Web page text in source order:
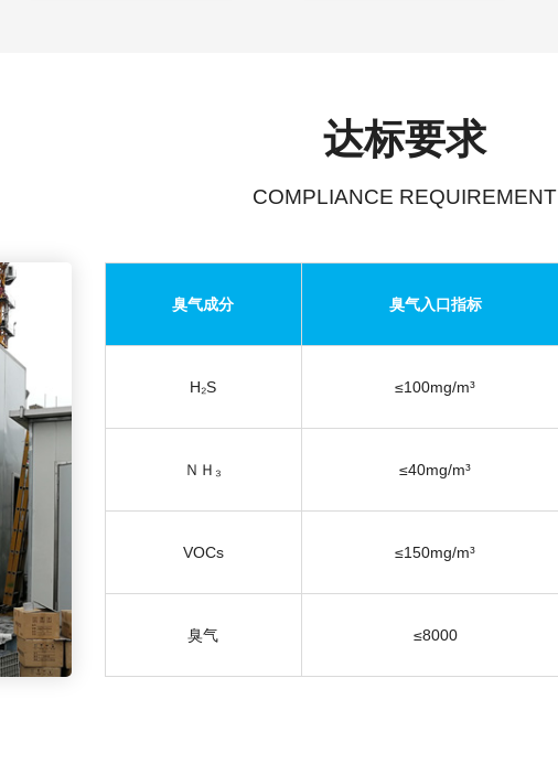
达标要求
COMPLIANCE REQUIREMENT
臭气成分 臭气入口指标
H₂S ≤100mg/m³
ＮＨ₃ ≤40mg/m³
VOCs ≤150mg/m³
臭气 ≤8000